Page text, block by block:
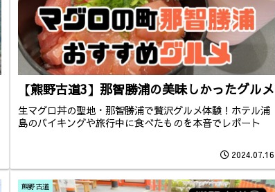
【熊野古道3】那智勝浦の美味しかったグルメ
生マグロ丼の聖地・那智勝浦で贅沢グルメ体験！ホテル浦
島のバイキングや旅行中に食べたものを本音でレポート
2024.07.16
熊野古道